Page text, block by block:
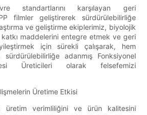
standartlarını karşılayan geri
filmler geliştirerek sürdürülebilirliğe
ve geliştirme ekiplerimiz, biyolojik
maddelerini entegre etmek ve geri
için sürekli çalışarak, hem
adanmış Fonksiyonel
Üreticileri olarak felsefemizi
Üretime Etkisi
üretim verimliliğini ve ürün kalitesini